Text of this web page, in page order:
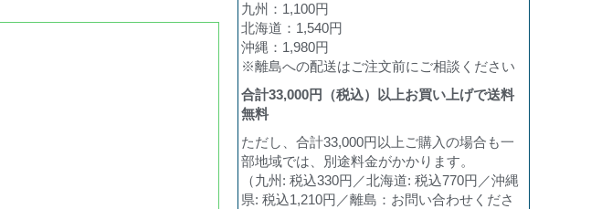
九州：1,100円
北海道：1,540円
沖縄：1,980円
※離島への配送はご注文前にご相談ください
合計33,000円（税込）以上お買い上げで送料
無料
ただし、合計33,000円以上ご購入の場合も一
部地域では、別途料金がかかります。
（九州: 税込330円／北海道: 税込770円／沖縄
県: 税込1,210円／離島：お問い合わせくださ